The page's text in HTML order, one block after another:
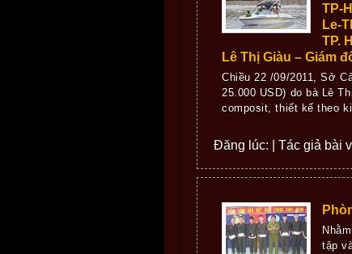
TP-
Le-
TP.
Lê Thị Giàu – Giám
Chiều 22 /09/2011, Sở
25.000 USD) do bà Lê
composit, thiết kế theo
Đăng lúc: | Tác giả bài
tập